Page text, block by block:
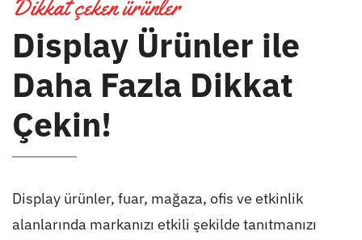
Dikkat çeken ürünler
Display Ürünler ile
Daha Fazla Dikkat
Çekin!
Display ürünler, fuar, mağaza, ofis ve etkinlik
alanlarında markanızı etkili şekilde tanıtmanızı